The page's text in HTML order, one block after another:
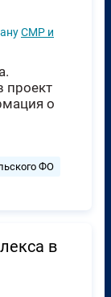
СМР и
проект
о
ФО
в